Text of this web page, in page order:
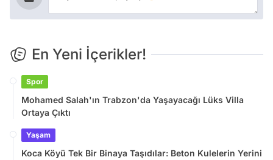
En Yeni İçerikler!
Spor
Mohamed Salah'ın Trabzon'da Yaşayacağı Lüks Villa
Ortaya Çıktı
Yaşam
Koca Köyü Tek Bir Binaya Taşıdılar: Beton Kulelerin Yerini